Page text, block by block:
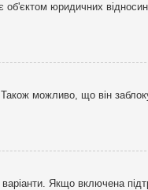
юридичних
можливо, що він
Якщо включена